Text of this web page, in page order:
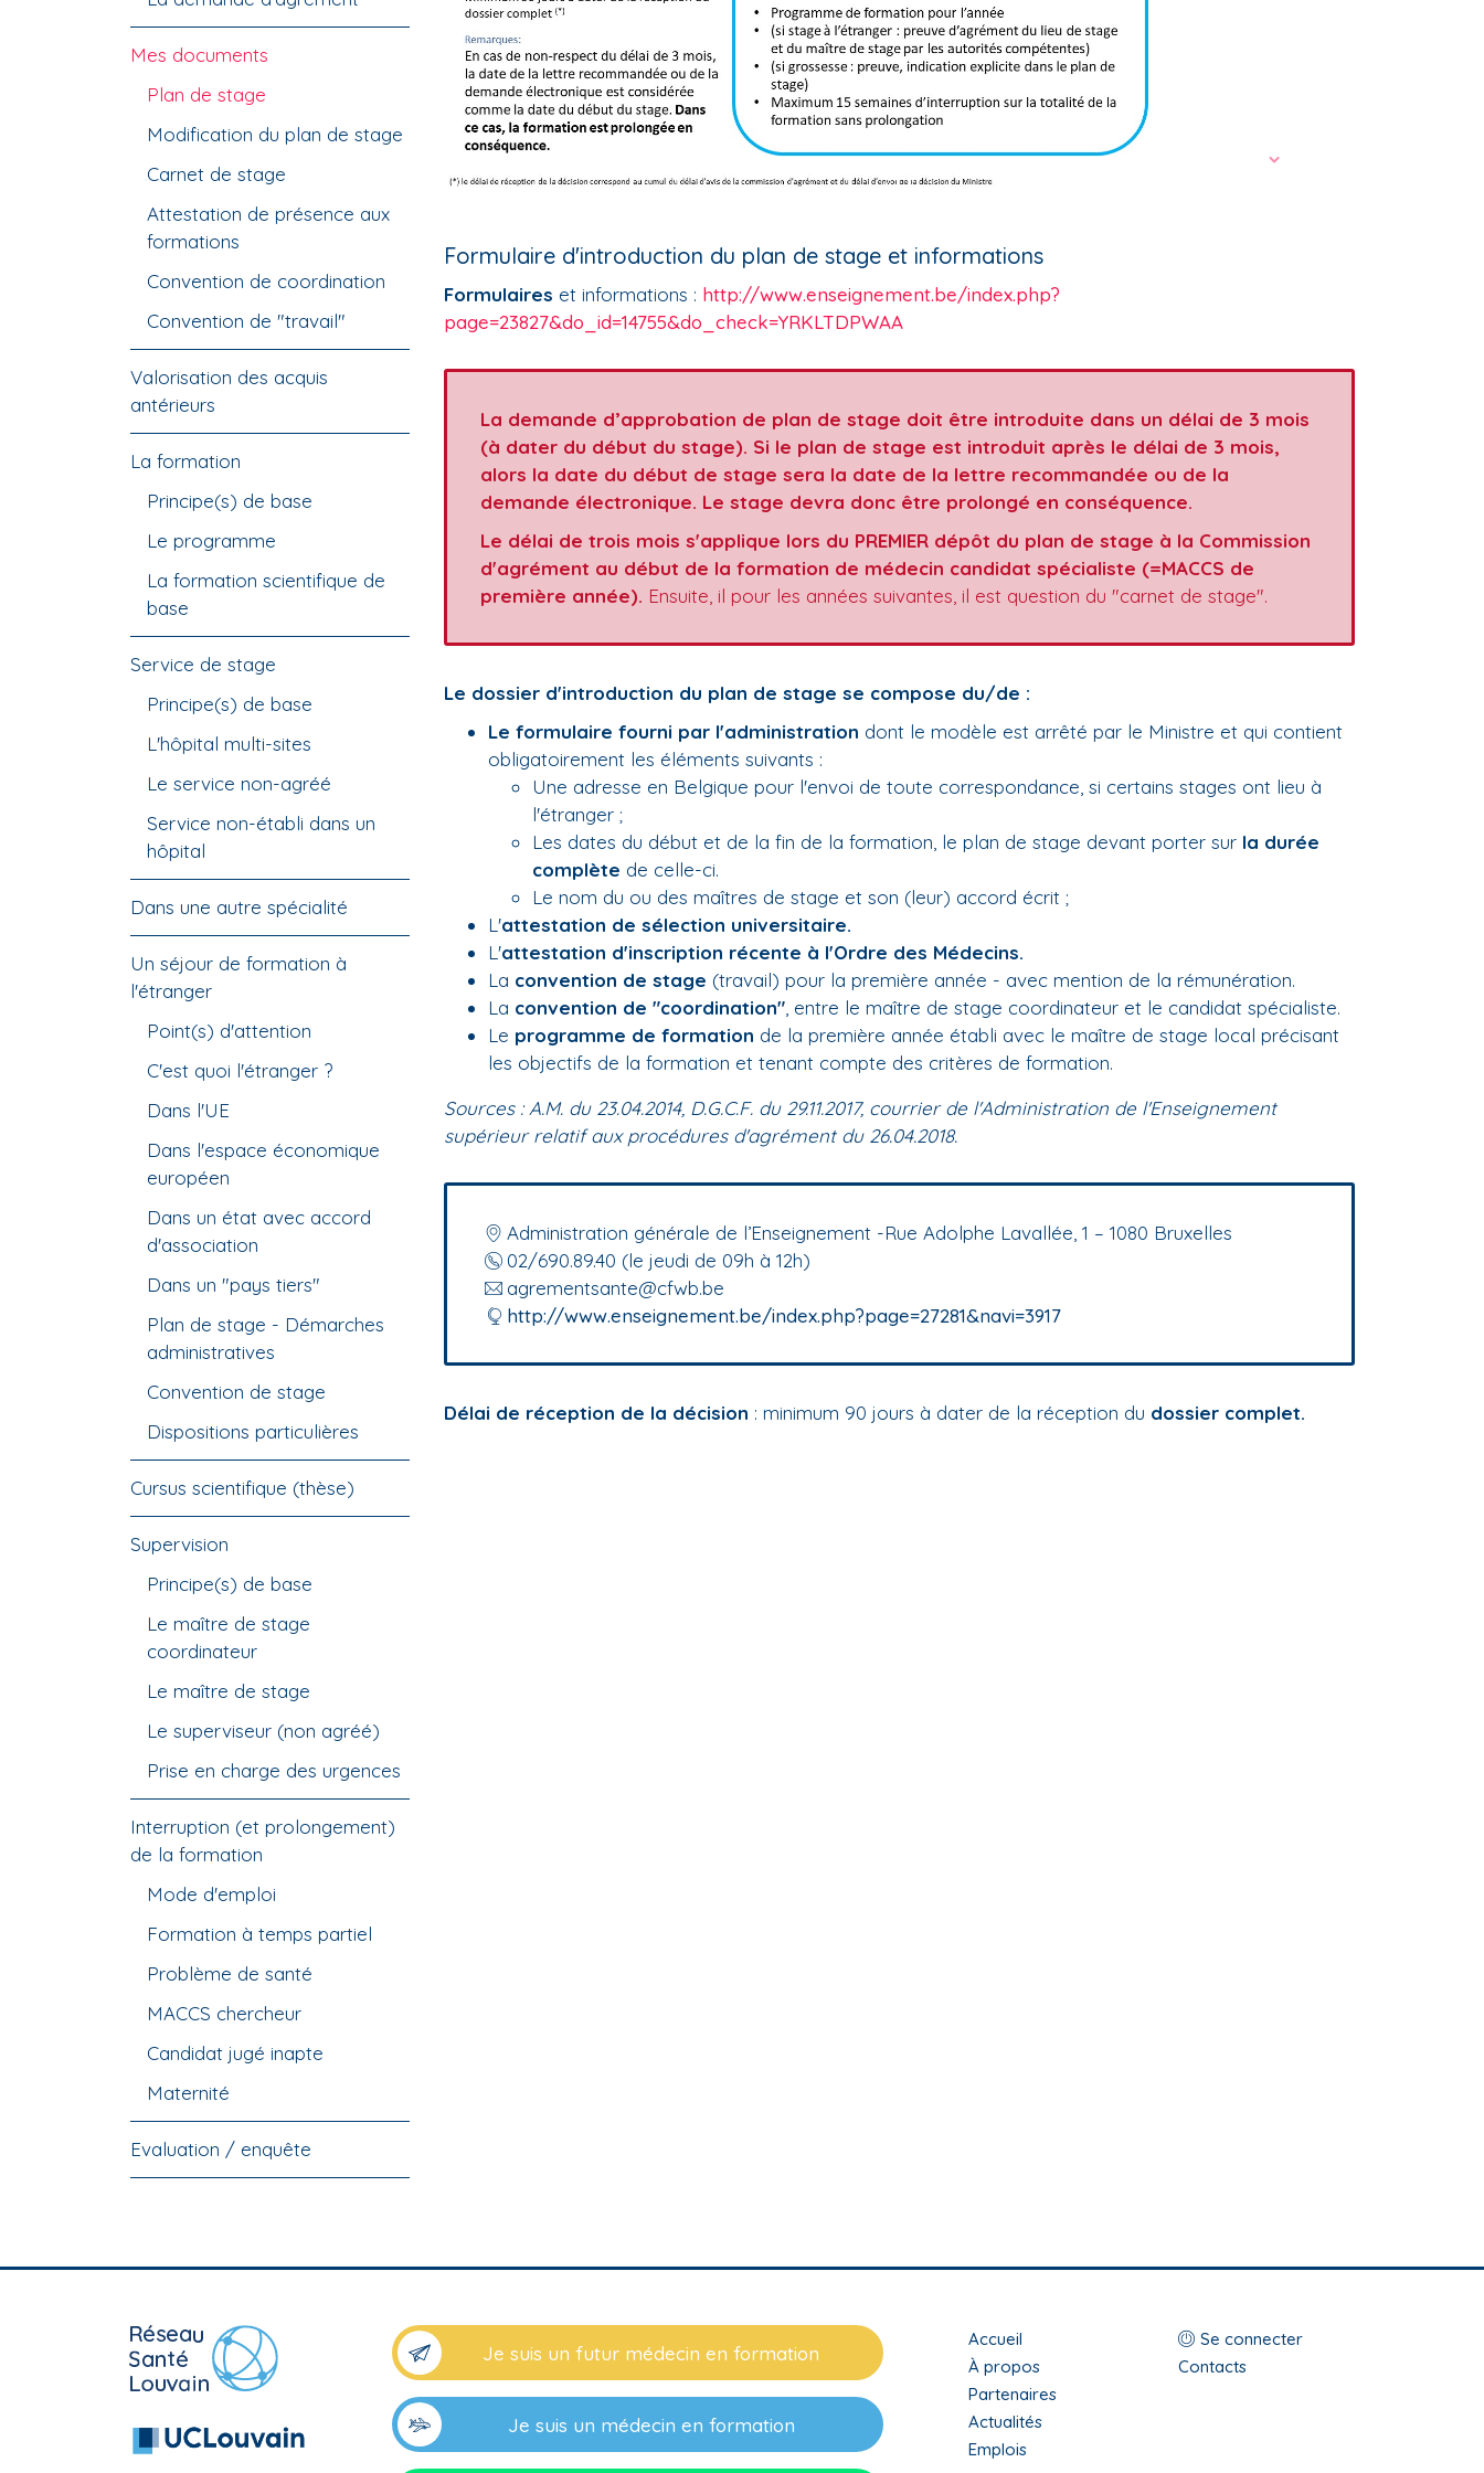
Mes documents
Plan de stage
Modification du plan de stage
Carnet de stage
Attestation de présence aux
formations
Convention de coordination
Convention de "travail"
Valorisation des acquis
antérieurs
La formation
Principe(s) de base
Le programme
La formation scientifique de
base
Service de stage
Principe(s) de base
L'hôpital multi-sites
Le service non-agréé
Service non-établi dans un
hôpital
Dans une autre spécialité
Un séjour de formation à
l'étranger
Point(s) d'attention
C'est quoi l'étranger ?
Dans l'UE
Dans l'espace économique
européen
Dans un état avec accord
d'association
Dans un "pays tiers"
Plan de stage - Démarches
administratives
Convention de stage
Dispositions particulières
Cursus scientifique (thèse)
Supervision
Principe(s) de base
Le maître de stage
coordinateur
Le maître de stage
Le superviseur (non agréé)
Prise en charge des urgences
Interruption (et prolongement)
de la formation
Mode d'emploi
Formation à temps partiel
Problème de santé
MACCS chercheur
Candidat jugé inapte
Maternité
Evaluation / enquête
Formulaire d'introduction du plan de stage et informations
Formulaires et informations : http://www.enseignement.be/index.php?
page=23827&do_id=14755&do_check=YRKLTDPWAA
La demande d’approbation de plan de stage doit être introduite dans un délai de 3 mois
(à dater du début du stage). Si le plan de stage est introduit après le délai de 3 mois,
alors la date du début de stage sera la date de la lettre recommandée ou de la
demande électronique. Le stage devra donc être prolongé en conséquence.
Le délai de trois mois s'applique lors du PREMIER dépôt du plan de stage à la Commission
d'agrément au début de la formation de médecin candidat spécialiste (=MACCS de
première année). Ensuite, il pour les années suivantes, il est question du "carnet de stage".
Le dossier d'introduction du plan de stage se compose du/de :
Le formulaire fourni par l'administration dont le modèle est arrêté par le Ministre et qui contient
obligatoirement les éléments suivants :
Une adresse en Belgique pour l'envoi de toute correspondance, si certains stages ont lieu à
l'étranger ;
Les dates du début et de la fin de la formation, le plan de stage devant porter sur la durée
complète de celle-ci.
Le nom du ou des maîtres de stage et son (leur) accord écrit ;
L'attestation de sélection universitaire.
L'attestation d'inscription récente à l'Ordre des Médecins.
La convention de stage (travail) pour la première année - avec mention de la rémunération.
La convention de "coordination" , entre le maître de stage coordinateur et le candidat spécialiste.
Le programme de formation de la première année établi avec le maître de stage local précisant
les objectifs de la formation et tenant compte des critères de formation.
Sources : A.M. du 23.04.2014, D.G.C.F. du 29.11.2017, courrier de l'Administration de l'Enseignement
supérieur relatif aux procédures d'agrément du 26.04.2018.
Administration générale de l’Enseignement -Rue Adolphe Lavallée, 1 – 1080 Bruxelles
02/690.89.40 (le jeudi de 09h à 12h)
agrementsante@cfwb.be
http://www.enseignement.be/index.php?page=27281&navi=3917
Délai de réception de la décision : minimum 90 jours à dater de la réception du dossier complet.
Je suis un futur médecin en formation
Je suis un médecin en formation
Top
menu
footer
Accueil
À propos
Partenaires
Actualités
Emplois
Menu
du
Se connecter
Contacts